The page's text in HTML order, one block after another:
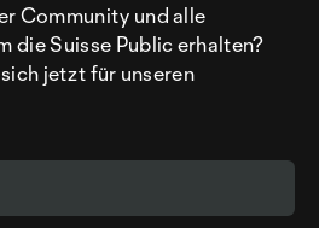
Community und alle
die Suisse Public erhalten?
jetzt für unseren